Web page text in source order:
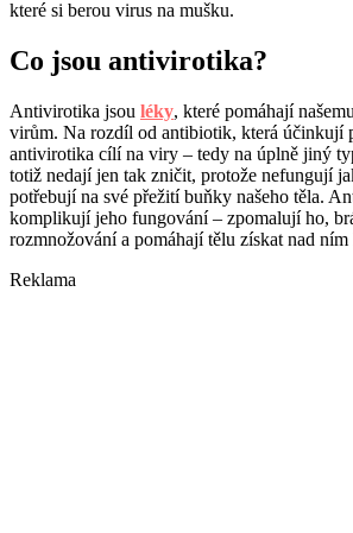
které si berou virus na mušku.
Co jsou antivirotika?
Antivirotika jsou léky, které pomáhají
virům. Na rozdíl od antibiotik, která účinkují
antivirotika cílí na viry – tedy na úplně jiný
totiž nedají jen tak zničit, protože nefungují
potřebují na své přežití buňky našeho těla.
komplikují jeho fungování – zpomalují ho,
rozmnožování a pomáhají tělu získat nad
Reklama